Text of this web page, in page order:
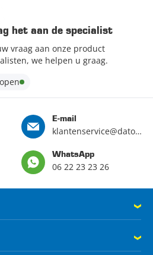
het aan de specialist
vraag aan onze product
we helpen u graag.
E-mail
klantenservice@datona.nl
WhatsApp
06 22 23 23 26